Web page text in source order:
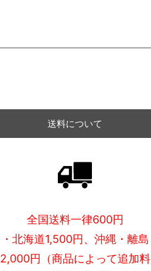
送料について
全国送料一律600円
・北海道1,500円、沖縄・離島
2,000円（商品によって追加料